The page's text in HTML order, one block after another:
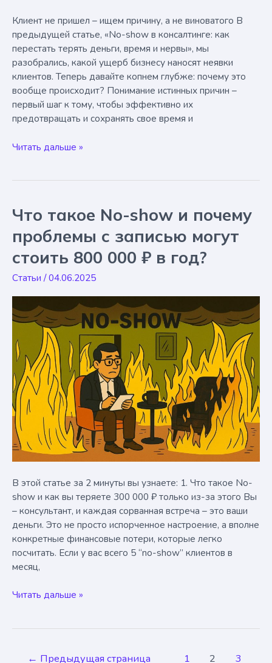
Клиент не пришел – ищем причину, а не виноватого В
предыдущей статье, «No-show в консалтинге: как
перестать терять деньги, время и нервы», мы
разобрались, какой ущерб бизнесу наносят неявки
клиентов. Теперь давайте копнем глубже: почему это
вообще происходит? Понимание истинных причин –
первый шаг к тому, чтобы эффективно их
предотвращать и сохранять свое время и
Почему
Топ-5
no-
show
и
их
устранить
(+
PDF-
инструкция)
Читать дальше »
Что такое No-show и почему
проблемы с записью могут
стоить 800 000 ₽ в год?
Статьи /04.06.2025
В этой статье за 2 минуты вы узнаете: 1. Что такое No-
show и как вы теряете 300 000 ₽ только из-за этого Вы
– консультант, и каждая сорванная встреча – это ваши
деньги. Это не просто испорченное настроение, а вполне
конкретные финансовые потери, которые легко
посчитать. Если у вас всего 5 “no-show” клиентов в
месяц,
Что
Читать дальше »
Постраничная
← Предыдущая страница 1 2
3